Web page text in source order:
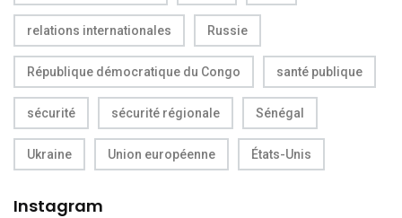
relations internationales Russie
République démocratique du Congo santé publique
sécurité sécurité régionale Sénégal
Ukraine Union européenne États-Unis
Instagram